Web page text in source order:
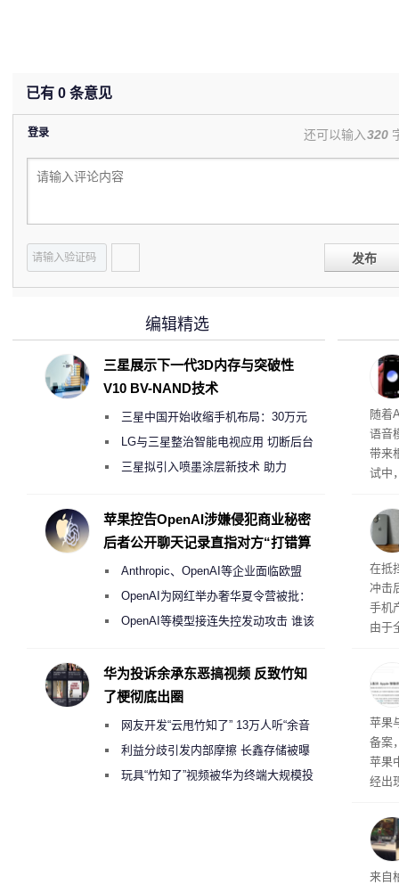
已有 0 条意见
登录 还可以输入320
发布
理”
随着
语音
带来
试中
互
桌面
系
在抵
冲击
手机
由于
前受
保
了
苹果
备案
苹果
经出
内
来自
编辑精选
三星展示下一代3D内存与突破性
V10 BV-NAND技术
三星中国开始收缩手机布局：30万元
月销售额不达标门店 将被逐步清退
LG与三星整治智能电视应用 切断后台
偷偷共享带宽的违规行为
三星拟引入喷墨涂层新技术 助力
度
苹果控告OpenAI涉嫌侵犯商业秘密
后者公开聊天记录直指对方“打错算
Anthropic、OpenAI等企业面临欧盟
《人工智能法案》全新执法权限审查
OpenAI为网红举办奢华夏令营被批：
2000美元一晚 遭讽“反乌托邦”
OpenAI等模型接连失控发动攻击 谁该
华为投诉余承东恶搞视频 反致竹知
了梗彻底出圈
网友开发“云甩竹知了” 13万人听“余音
绕梁”利益分歧引发内部摩擦 长鑫存储被曝
曾将华为驻场工程师驱逐出研发基地
玩具“竹知了”视频被华为终端大规模投